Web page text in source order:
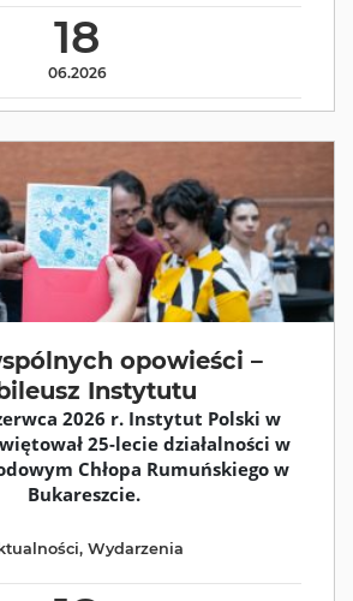
18
06.2026
opowieści –
Instytutu
2026 r. Instytut Polski w
25-lecie działalności w
Chłopa Rumuńskiego w
Bukareszcie.
, Wydarzenia